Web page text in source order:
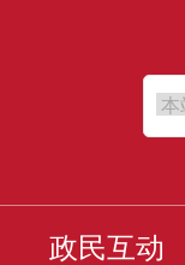
政民互动